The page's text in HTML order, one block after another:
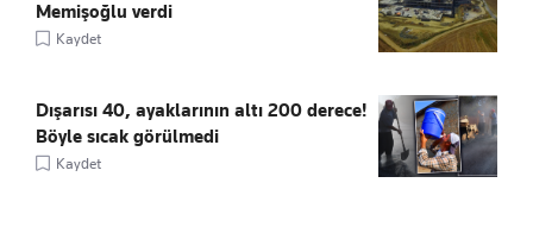
Memişoğlu verdi
Kaydet
Dışarısı 40, ayaklarının altı 200 derece!
Böyle sıcak görülmedi
Kaydet